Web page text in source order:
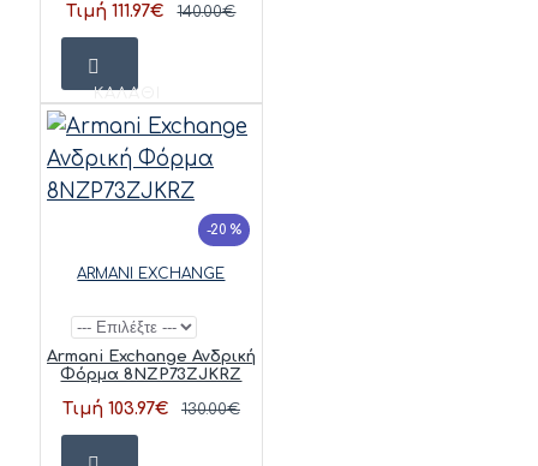
Τιμή 111.97€ 140.00€
ΚΑΛΆΘΙ
-20 %
ARMANI EXCHANGE
Armani Exchange Ανδρική
Φόρμα 8NZP73ZJKRZ
Τιμή 103.97€ 130.00€